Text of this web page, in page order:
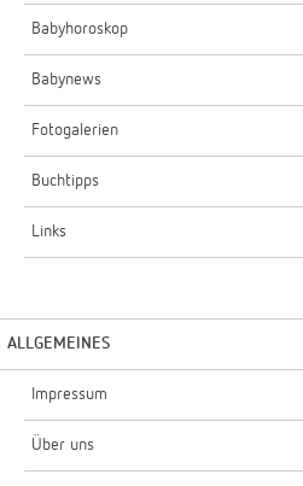
Babyhoroskop
Babynews
Fotogalerien
Buchtipps
Links
ALLGEMEINES
Impressum
Über uns